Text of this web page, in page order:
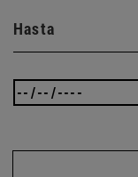
Hasta